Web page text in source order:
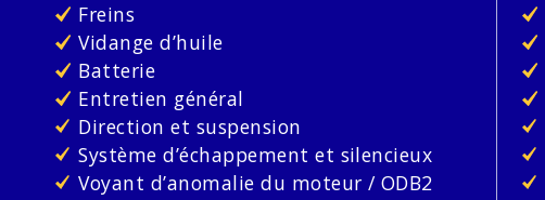
Freins
Vidange d’huile
Batterie
Entretien général
Direction et suspension
Système d’échappement et silencieux
Voyant d’anomalie du moteur / ODB2